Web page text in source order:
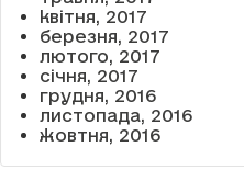
квітня, 2017
березня, 2017
лютого, 2017
січня, 2017
грудня, 2016
листопада, 2016
жовтня, 2016